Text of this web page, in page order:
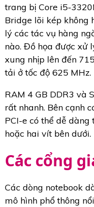
trang bị Core i5-
Bridge lõi kép không
lý các tác vụ hàng
nào. Đồ họa được xử
xung nhịp lên đến
tải ở tốc độ 625 MHz.
RAM 4 GB DDR3 và
rất nhanh. Bên cạnh
PCI-e có thể dễ
hoặc hai vít bên dưới.
Các cổng
Các dòng notebook
mô hình phổ thông